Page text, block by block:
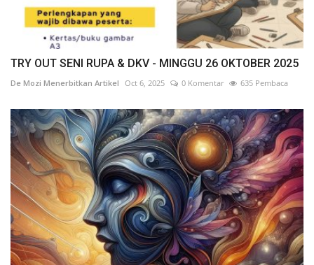
TRY OUT SENI RUPA & DKV - MINGGU 26 OKTOBER 2025
De Mozi Menerbitkan Artikel Oct 6, 2025 0 Komentar 635 Pembaca